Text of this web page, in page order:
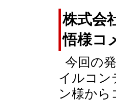
株式会
悟様コ
今回の
イルコン
ン様か